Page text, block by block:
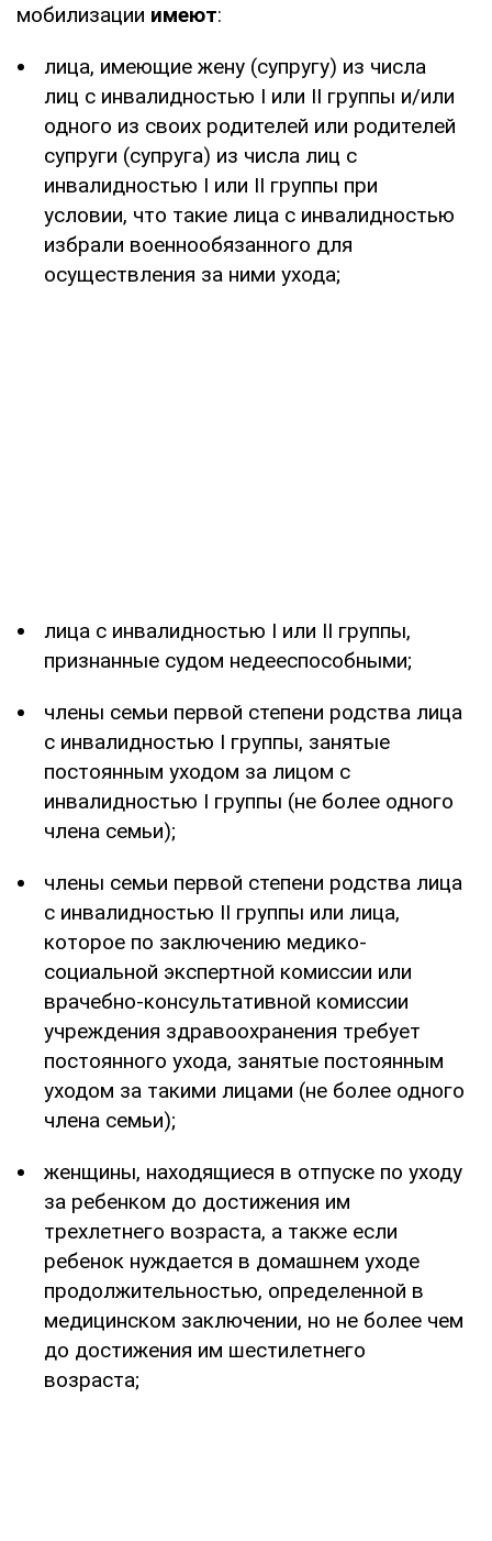
мобилизации имеют:
лица, имеющие жену (супругу) из числа
лиц с инвалидностью I или II группы и/или
одного из своих родителей или родителей
супруги (супруга) из числа лиц с
инвалидностью I или II группы при
условии, что такие лица с инвалидностью
избрали военнообязанного для
осуществления за ними ухода;
лица с инвалидностью I или II группы,
признанные судом недееспособными;
члены семьи первой степени родства лица
с инвалидностью I группы, занятые
постоянным уходом за лицом с
инвалидностью I группы (не более одного
члена семьи);
члены семьи первой степени родства лица
с инвалидностью II группы или лица,
которое по заключению медико-
социальной экспертной комиссии или
врачебно-консультативной комиссии
учреждения здравоохранения требует
постоянного ухода, занятые постоянным
уходом за такими лицами (не более одного
члена семьи);
женщины, находящиеся в отпуске по уходу
за ребенком до достижения им
трехлетнего возраста, а также если
ребенок нуждается в домашнем уходе
продолжительностью, определенной в
медицинском заключении, но не более чем
до достижения им шестилетнего
возраста;